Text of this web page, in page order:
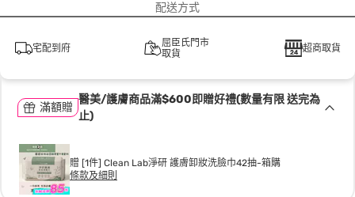
配送方式
宅配到府
屈臣氏門市
取貨
超商取貨
滿額贈
醫美/護膚商品滿$600即贈好禮(數量有限 送完為
止)
贈 [1件] Clean Lab淨研 護膚卸妝洗臉巾42抽-箱購
條款及細則